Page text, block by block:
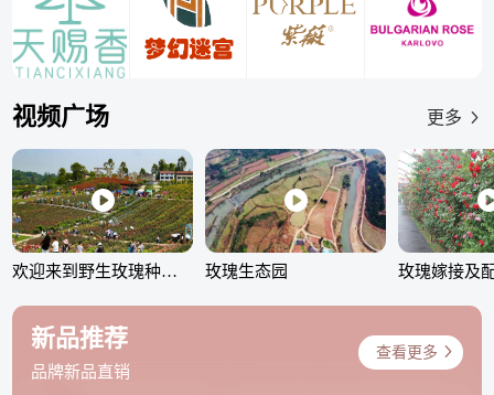
视频广场 更多
欢迎来到野生玫瑰种植园 玫瑰生态园
新品推荐
品牌新品直销
查看更多